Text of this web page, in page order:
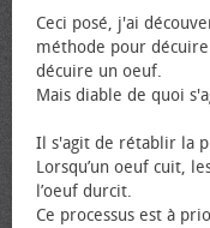
Ceci posé, j'ai
méthode pour
décuire un œuf.
Mais diable de quoi
Il s'agit de rétablir la
Lorsqu’un œuf cuit,
l’œuf durcit.
Ce processus est à